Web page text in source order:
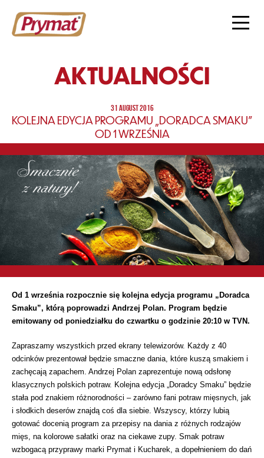
AKTUALNOŚCI
31 AUGUST 2016
KOLEJNA EDYCJA PROGRAMU „DORADCA SMAKU”
OD 1 WRZEŚNIA
Od 1 września rozpocznie się kolejna edycja programu „Doradca
Smaku”, którą poprowadzi Andrzej Polan. Program będzie
emitowany od poniedziałku do czwartku o godzinie 20:10 w TVN.
Zapraszamy wszystkich przed ekrany telewizorów. Każdy z 40
odcinków prezentował będzie smaczne dania, które kuszą smakiem i
zachęcają zapachem. Andrzej Polan zaprezentuje nową odsłonę
klasycznych polskich potraw. Kolejna edycja „Doradcy Smaku” będzie
stała pod znakiem różnorodności – zarówno fani potraw mięsnych, jak
i słodkich deserów znajdą coś dla siebie. Wszyscy, którzy lubią
gotować docenią program za przepisy na dania z różnych rodzajów
mięs, na kolorowe sałatki oraz na ciekawe zupy. Smak potraw
wzbogacą przyprawy marki Prymat i Kucharek, a dopełnieniem do dań